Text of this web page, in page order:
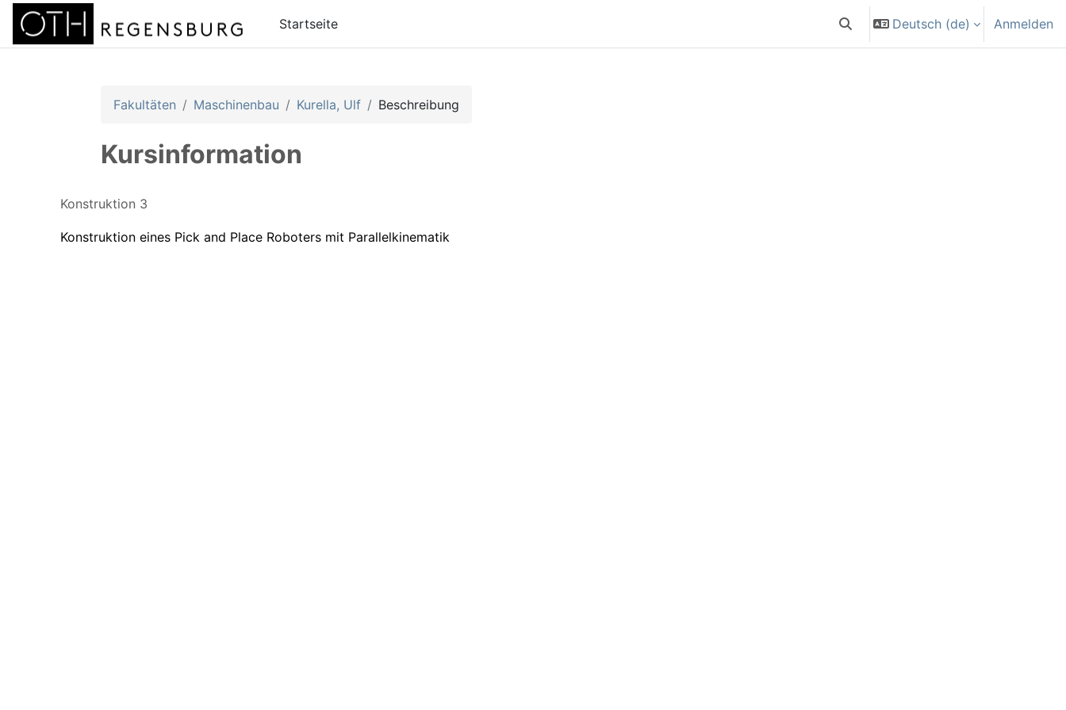
Zum Hauptinhalt
Startseite
Sucheingabe umschalten
Deutsch ‎(de)‎ Anmelden
Fakultäten Maschinenbau Kurella, Ulf Beschreibung
Kursinformation
Konstruktion 3
Konstruktion eines Pick and Place Roboters mit Parallelkinematik